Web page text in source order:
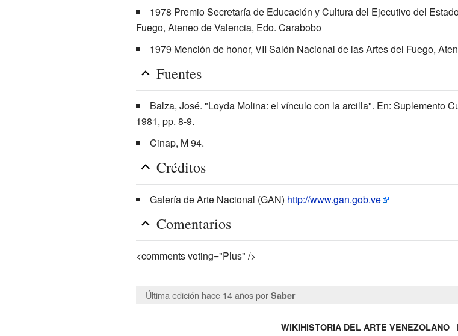
1978 Premio Secretaría de Educación y Cultura del Ejecutivo del
Fuego, Ateneo de Valencia, Edo. Carabobo
1979 Mención de honor, VII Salón Nacional de las Artes del Fuego,
Fuentes
Balza, José. "Loyda Molina: el vínculo con la arcilla". En: Suplemento
1981, pp. 8-9.
Cinap, M 94.
Créditos
Galería de Arte Nacional (GAN) http://www.gan.gob.ve
Comentarios
<comments voting="Plus" />
Última edición hace 14 añospor Saber
WIKIHISTORIA DEL ARTE VENEZOLANO